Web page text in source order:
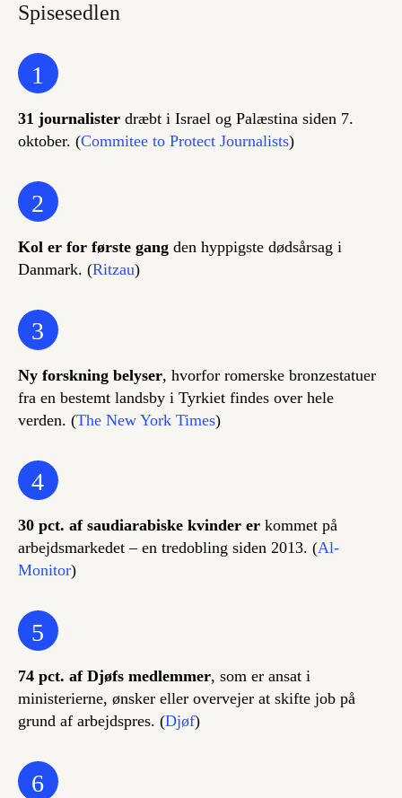
Spisesedlen
1
31 journalister dræbt i Israel og Palæstina siden 7.
oktober. (Commitee to Protect Journalists)
2
Kol er for første gang den hyppigste dødsårsag i
Danmark. (Ritzau)
3
Ny forskning belyser, hvorfor romerske bronzestatuer
fra en bestemt landsby i Tyrkiet findes over hele
verden. (The New York Times)
4
30 pct. af saudiarabiske kvinder er kommet på
arbejdsmarkedet – en tredobling siden 2013. (Al-
Monitor)
5
74 pct. af Djøfs medlemmer, som er ansat i
ministerierne, ønsker eller overvejer at skifte job på
grund af arbejdspres. (Djøf)
6